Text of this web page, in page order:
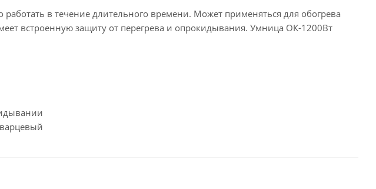
в течение длительного времени. Может применяться для обогрева
встроенную защиту от перегрева и опрокидывания. Умница ОК-1200Вт